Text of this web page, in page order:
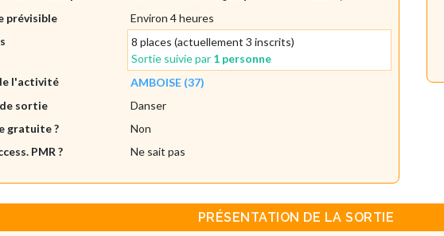
prévisible
Environ 4 heures
8 places (actuellement 3 inscrits)
Sortie suivie par 1 personne
l'activité
AMBOISE (37)
sortie
Danser
gratuite ?
Non
PMR ?
Ne sait pas
PRÉSENTATION DE LA SORTIE